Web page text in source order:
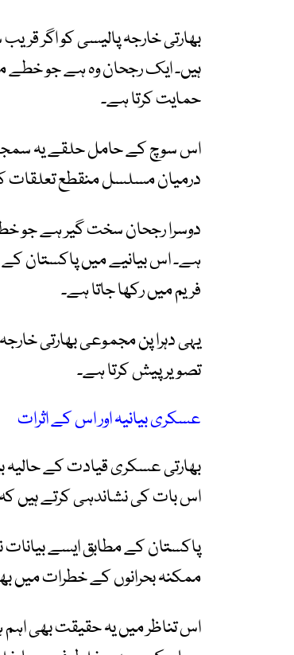
بھارتی خارجہ پالیسی کو اگر
ہیں۔ ایک رجحان وہ ہے جو خطے
حمایت کرتا ہے۔
اس سوچ کے حامل حلقے یہ
درمیان مسلسل منقطع تعلقات
دوسرا رجحان سخت گیر ہے جو
ہے۔ اس بیانیے میں پاکستان کے
فریم میں رکھا جاتا ہے۔
یہی دہرا پن مجموعی بھارتی
تصویر پیش کرتا ہے۔
عسکری بیانیہ اور اس کے اثرات
بھارتی عسکری قیادت کے حالیہ
اس بات کی نشاندہی کرتے ہیں
پاکستان کے مطابق ایسے بیانات
ممکنہ بحرانوں کے خطرات میں
اس تناظر میں یہ حقیقت بھی